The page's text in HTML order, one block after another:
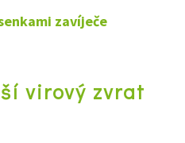
zavíječe
virový zvrat